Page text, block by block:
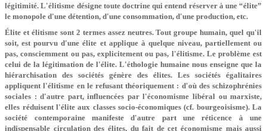
légitimité. L'élitisme désigne toute doctrine qui entend réserver à une “élite”
le monopole d'une détention, d'une consommation, d'une production, etc.
Élite et élitisme sont 2 termes assez neutres. Tout groupe humain, quel qu'il
soit, est pourvu d'une élite et applique à quelque niveau, partiellement ou
pas, consciemment ou pas, explicitement ou pas, l'élitisme. Le problème est
celui de la légitimation de l'élite. L'éthologie humaine nous enseigne que la
hiérarchisation des sociétés génère des élites. Les sociétés égalitaires
appliquent l'élitisme en le refusant théoriquement : d'où des schizophrénies
sociales : d'autre part, influencées par l'économisme libéral ou marxiste,
elles réduisent l'élite aux classes socio-économiques (cf. bourgeoisisme). La
société contemporaine manifeste d'autre part une réticence à une
indispensable circulation des élites, du fait de cet économisme mais aussi